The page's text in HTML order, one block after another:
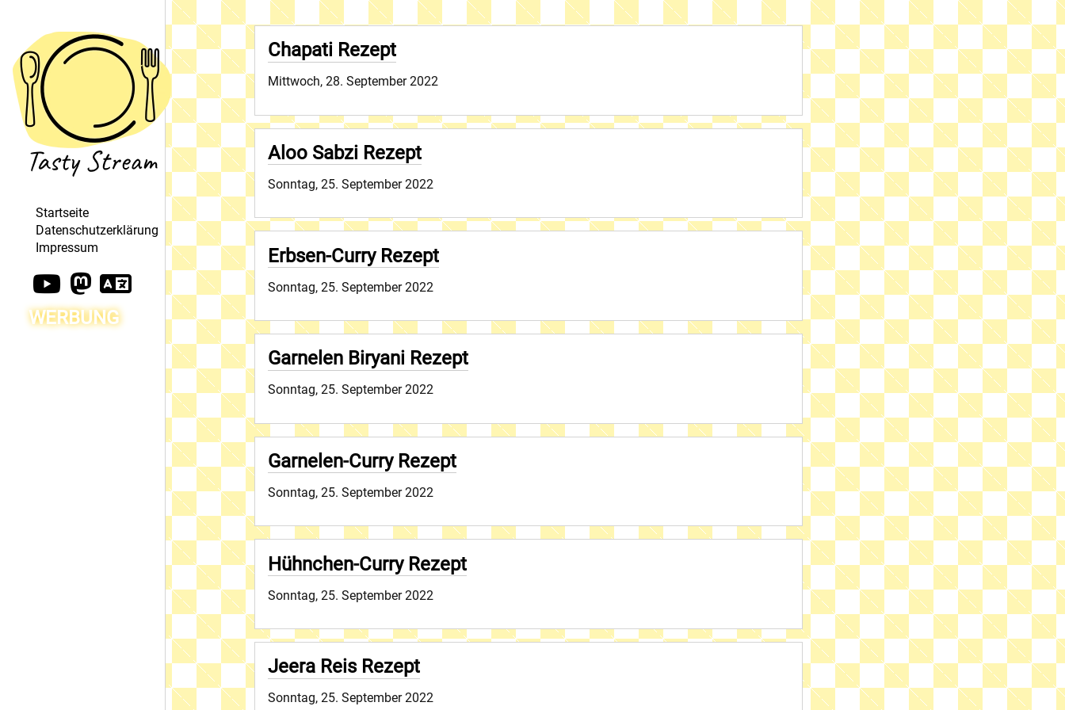
Chapati Rezept
Mittwoch, 28. September 2022
Aloo Sabzi Rezept
Sonntag, 25. September 2022
Erbsen-Curry Rezept
Sonntag, 25. September 2022
Garnelen Biryani Rezept
Sonntag, 25. September 2022
Garnelen-Curry Rezept
Sonntag, 25. September 2022
Hühnchen-Curry Rezept
Sonntag, 25. September 2022
Jeera Reis Rezept
Sonntag, 25. September 2022
Startseite
Datenschutzerklärung
Impressum
WERBUNG